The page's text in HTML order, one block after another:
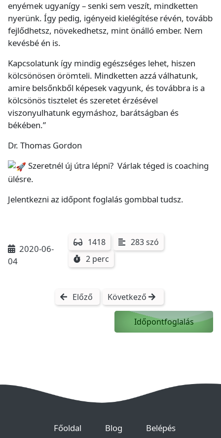
enyémek ugyanígy – senki sem veszít, mindketten
nyerünk. Így pedig, igényeid kielégítése révén, tovább
fejlődhetsz, növekedhetsz, mint önálló ember. Nem
kevésbé én is.
Kapcsolatunk így mindig egészséges lehet, hiszen
kölcsönösen örömteli. Mindketten azzá válhatunk,
amire belsőnkből képesek vagyunk, és továbbra is a
kölcsönös tisztelet és szeretet érzésével
viszonyulhatunk egymáshoz, barátságban és
békében.”
Dr. Thomas Gordon
Szeretnél új útra lépni? Várlak téged is coaching
ülésre.
Jelentkezni az időpont foglalás gombbal tudsz.
2020-06-
04
1418
283 szó
2 perc
Előző Következő
Időpontfoglalás
Főoldal(current)Blog(current)Belépés(current)